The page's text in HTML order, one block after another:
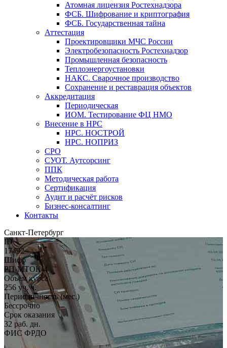
Атомная лицензия Ростехнадзора
ФСБ. Шифрование и криптография
ФСБ. Государственная тайна
Аттестация
Проектировщики МЧС России
Электробезопасность Ростехнадзор
Промышленная безопасность
Теплоэнергоустановки
НАКС. Сварочное производство
Сохранение и реставрация объектов
Аккредитация
Периодическая
ИОМ. Тестирование ФЦ НМО
Внесение в НРС
НРС. НОСТРОЙ
НРС. НОПРИЗ
СРО
СУОТ. Аутсорсинг
ППК
Методическая работа
Сертификация
Аудит и расчёт рисков
Бизнес-консалтинг
Контакты
Санкт-Петербург
ID
17492
Шифр
РП-МТОК-4
Объём курса
256 уч. ч.
Периодичность (мес.)
Бессрочно
Срок оказания
32 раб. дн.
ФИС ФРДО